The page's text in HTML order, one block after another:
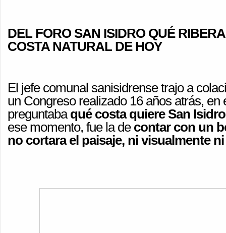
DEL FORO SAN ISIDRO QUÉ
COSTA NATURAL DE HOY
El jefe comunal sanisidrense trajo a
un Congreso realizado 16 años atrás, en
preguntabaqué costa quiere San Isidro
ese momento, fue la de contar con un
no cortara el paisaje, ni visualmente